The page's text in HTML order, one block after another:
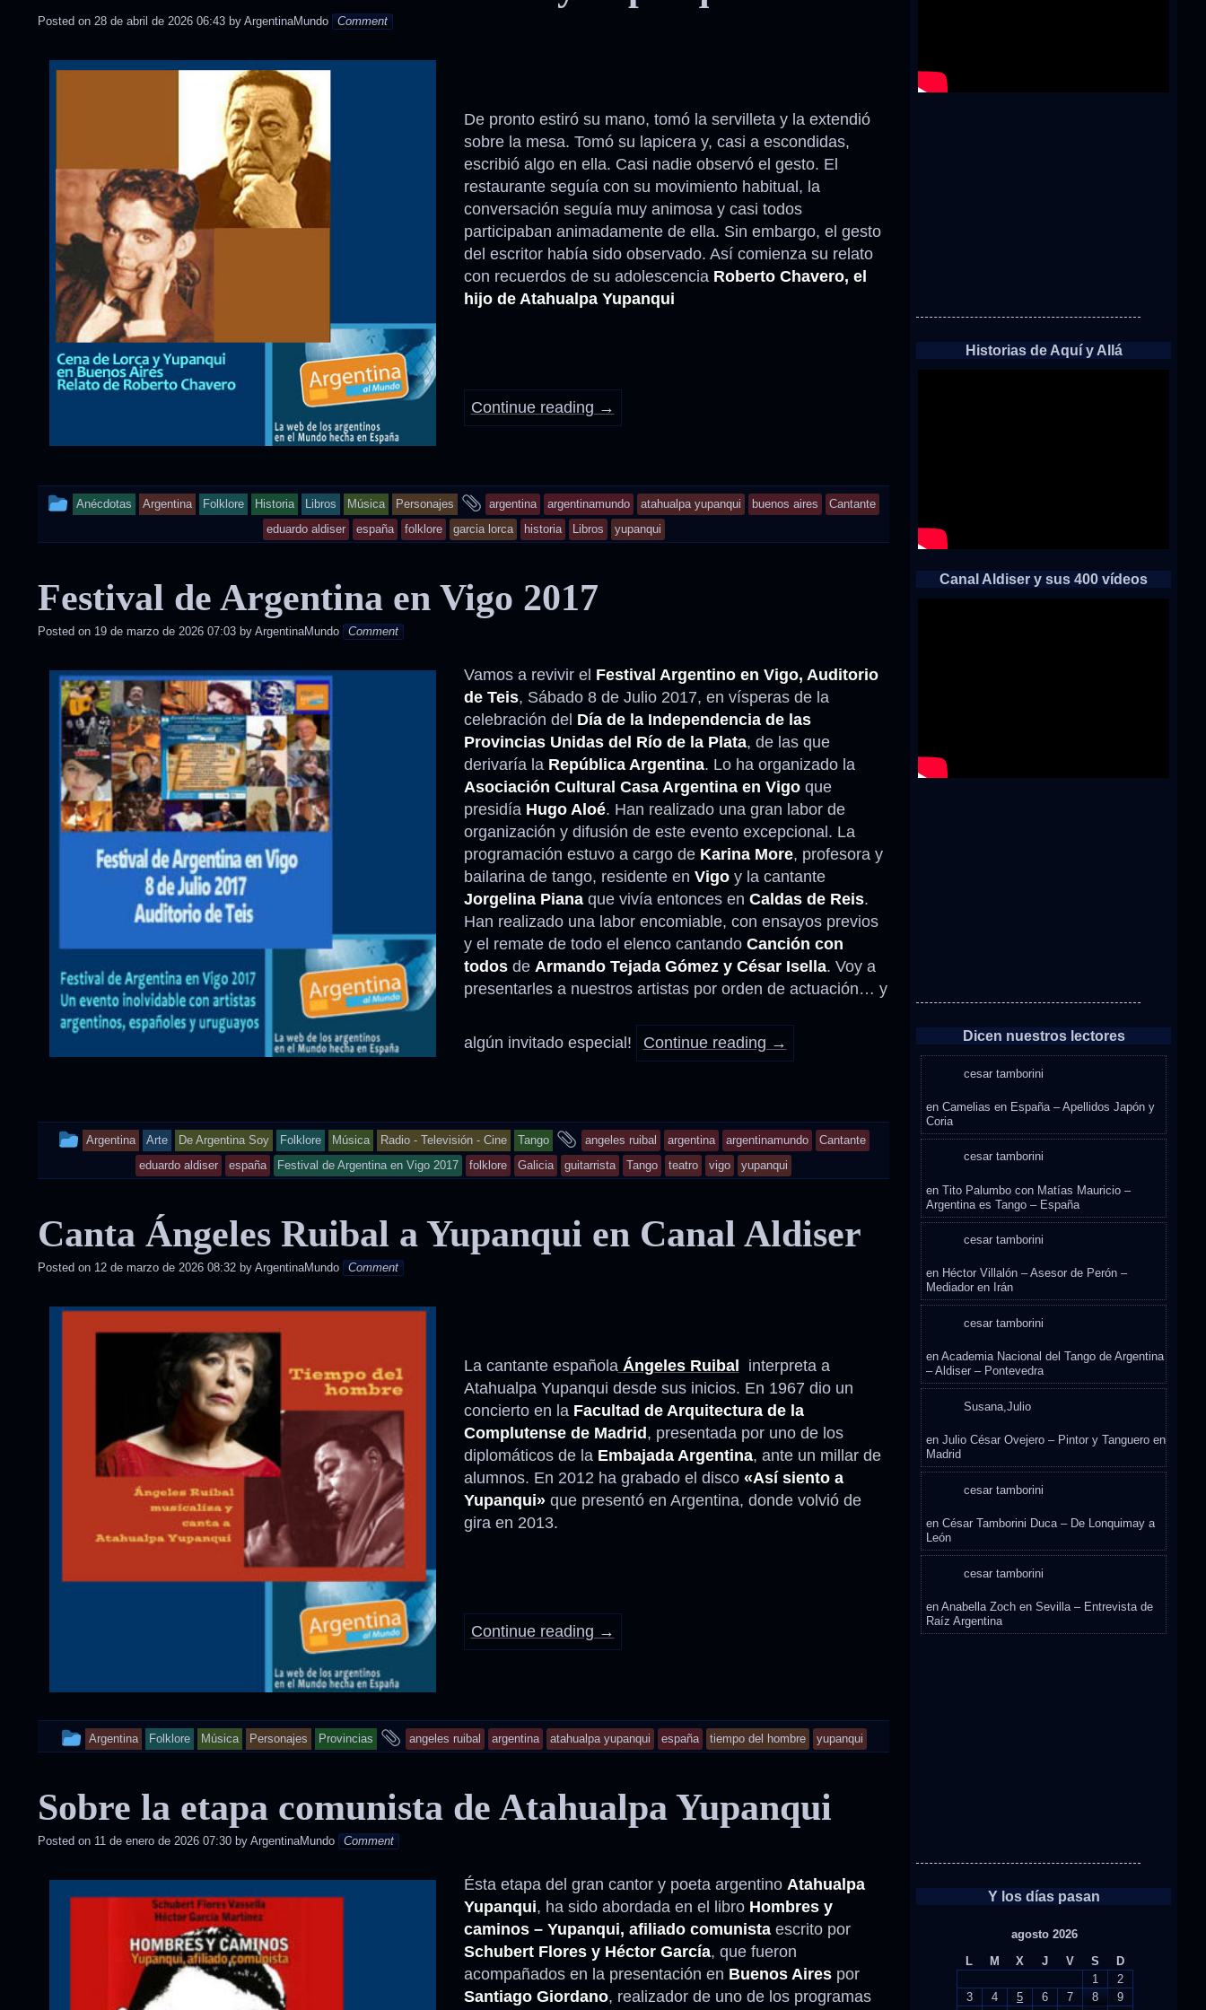
Posted on 28 de abril de 2026 06:43 by ArgentinaMundo Comment
De pronto estiró su mano, tomó la servilleta y la extendió
sobre la mesa. Tomó su lapicera y, casi a escondidas,
escribió algo en ella. Casi nadie observó el gesto. El
restaurante seguía con su movimiento habitual, la
conversación seguía muy animosa y casi todos
participaban animadamente de ella. Sin embargo, el gesto
del escritor había sido observado. Así comienza su relato
con recuerdos de su adolescencia Roberto Chavero, el
hijo de Atahualpa Yupanqui
Continue reading →
This
posted
Anécdotas Argentina Folklore Historia Libros Música Personajes
and
tagged
argentina argentinamundo atahualpa yupanqui buenos aires
Cantante
eduardo aldiser
españa folklore garcia lorca historia Libros yupanqui
Festival de Argentina en Vigo 2017
Posted on 19 de marzo de 2026 07:03 by ArgentinaMundo Comment
Vamos a revivir el Festival Argentino en Vigo, Auditorio
de Teis, Sábado 8 de Julio 2017, en vísperas de la
celebración del Día de la Independencia de las
Provincias Unidas del Río de la Plata, de las que
derivaría la República Argentina. Lo ha organizado la
Asociación Cultural Casa Argentina en Vigoque
presidía Hugo Aloé. Han realizado una gran labor de
organización y difusión de este evento excepcional. La
programación estuvo a cargo de Karina More, profesora y
bailarina de tango, residente en Vigoy la cantante
Jorgelina Pianaque vivía entonces en Caldas de Reis.
Han realizado una labor encomiable, con ensayos previos
y el remate de todo el elenco cantandoCanción con
todosde Armando Tejada Gómez y César Isella. Voy a
presentarles a nuestros artistas por orden de actuación… y
algún invitado especial! Continue reading →
This
posted
Argentina Arte De Argentina Soy Folklore Música Radio - Televisión - Cine Tango
and
tagged
angeles ruibal argentina argentinamundo
Cantante
eduardo aldiser
españa Festival de Argentina en Vigo 2017 folklore Galicia guitarrista Tango teatro vigo yupanqui
Canta Ángeles Ruibal a Yupanqui en Canal Aldiser
Posted on 12 de marzo de 2026 08:32 by ArgentinaMundo Comment
La cantante española Ángeles Ruibal interpreta a
Atahualpa Yupanqui desde sus inicios. En 1967 dio un
concierto en la Facultad de Arquitectura de la
Complutense de Madrid, presentada por uno de los
diplomáticos de la Embajada Argentina, ante un millar de
alumnos. En 2012 ha grabado el disco «Así siento a
Yupanqui»que presentó en Argentina, donde volvió de
gira en 2013.
Continue reading →
This
was
posted
Argentina Folklore Música Personajes Provincias
and
angeles ruibal argentina atahualpa yupanqui españa tiempo del hombre yupanqui
Sobre la etapa comunista de Atahualpa Yupanqui
Posted on 11 de enero de 2026 07:30 by ArgentinaMundo Comment
Ésta etapa del gran cantor y poeta argentino Atahualpa
Yupanqui, ha sido abordada en el libro Hombres y
caminos – Yupanqui, afiliado comunistaescrito por
Schubert Flores y Héctor García, que fueron
acompañados en la presentación en Buenos Airespor
Santiago Giordano, realizador de uno de los programas
Historias de Aquí y Allá
Canal Aldiser y sus 400 vídeos
Dicen nuestros lectores
cesar tamborini
enCamelias en España – Apellidos Japón y
Coria
cesar tamborini
enTito Palumbo con Matías Mauricio –
Argentina es Tango – España
cesar tamborini
en Héctor Villalón – Asesor de Perón –
Mediador en Irán
cesar tamborini
enAcademia Nacional del Tango de Argentina
– Aldiser – Pontevedra
Susana,Julio
enJulio César Ovejero – Pintor y Tanguero en
Madrid
cesar tamborini
enCésar Tamborini Duca – De Lonquimay a
León
cesar tamborini
enAnabella Zoch en Sevilla – Entrevista de
Raíz Argentina
Y los días pasan
agosto 2026
L
M X J V S
D
1
2
3
4 5 6 7 8
9